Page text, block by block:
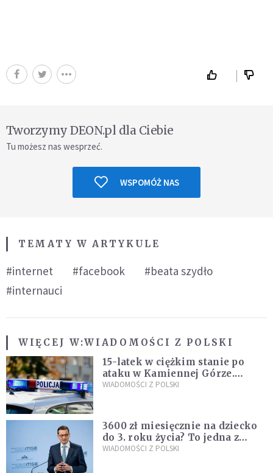
Tworzymy DEON.pl dla Ciebie
Tu możesz nas wesprzeć.
WSPOMÓŻ NAS
TEMATY W ARTYKULE
#internet #facebook
#beata szydło
#internauci
WIĘCEJ W:WIADOMOŚCI Z POLSKI
15-latek w ciężkim stanie po
ataku w Kamiennej Górze.
Policja zatrzymała dwóch
WIADOMOŚCI Z POLSKI
3600 zł miesięcznie na dziecko
do 3. roku życia? To jedna z
propozycji programu "Rozwój
WIADOMOŚCI Z POLSKI